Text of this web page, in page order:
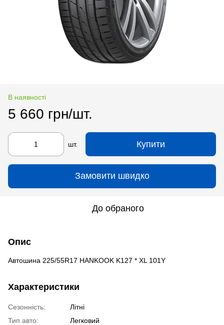
В наявності
5 660 грн/шт.
шт. Купити
Замовити швидко
До обраного
Опис
Автошина 225/55R17 HANKOOK K127 * XL 101Y
Характеристики
Сезонність:
Літні
Тип авто:
Легковий